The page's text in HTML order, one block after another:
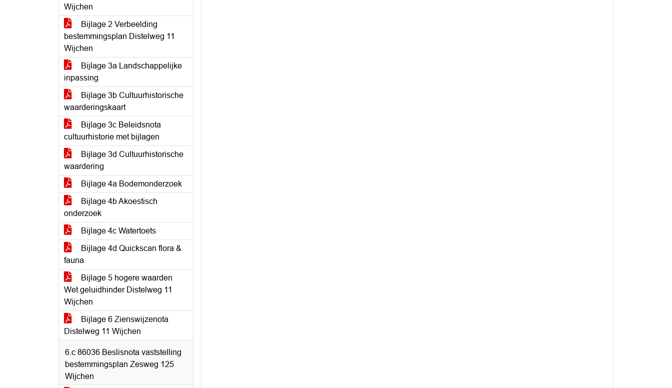
Wijchen
Bijlage 2 Verbeelding
bestemmingsplan Distelweg 11
Wijchen
Bijlage 3a Landschappelijke
inpassing
Bijlage 3b Cultuurhistorische
waarderingskaart
Bijlage 3c Beleidsnota
cultuurhistorie met bijlagen
Bijlage 3d Cultuurhistorische
waardering
Bijlage 4a Bodemonderzoek
Bijlage 4b Akoestisch
onderzoek
Bijlage 4c Watertoets
Bijlage 4d Quickscan flora &
fauna
Bijlage 5 hogere waarden
Wet geluidhinder Distelweg 11
Wijchen
Bijlage 6 Zienswijzenota
Distelweg 11 Wijchen
6.c 86036 Beslisnota vaststelling
bestemmingsplan Zesweg 125
Wijchen